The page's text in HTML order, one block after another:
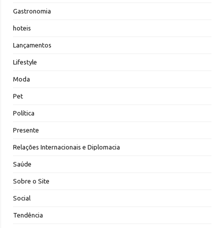
Gastronomia
hoteis
Lançamentos
Lifestyle
Moda
Pet
Política
Presente
Relações Internacionais e Diplomacia
Saúde
Sobre o Site
Social
Tendência